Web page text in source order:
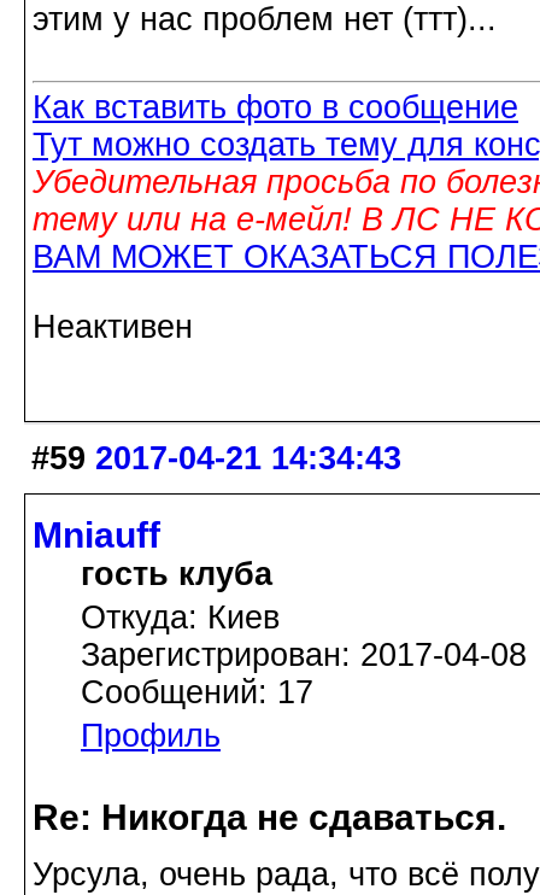
этим у нас проблем нет (ттт)...
Как вставить фото в сообщение
Тут можно создать тему для
Убедительная просьба по
тему или на е-мейл! В ЛС НЕ
ВАМ МОЖЕТ ОКАЗАТЬСЯ
Неактивен
#59 2017-04-21 14:34:43
Mniauff
гость клуба
Откуда: Киев
Зарегистрирован: 2017-04-08
Сообщений: 17
Профиль
Re: Никогда не сдаваться.
Урсула, очень рада, что всё